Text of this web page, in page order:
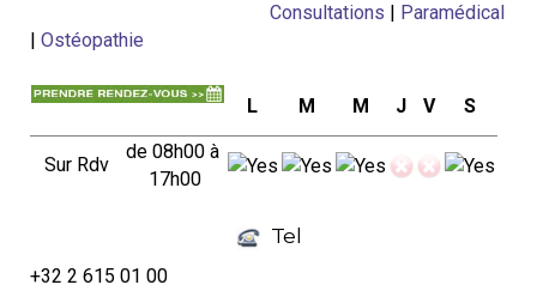
Consultations | Paramédical
| Ostéopathie
L M M J V S
Sur Rdv
de 08h00 à
17h00
Tel
+32 2 615 01 00